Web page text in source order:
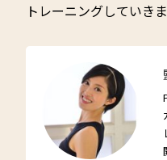
トレーニングしていき